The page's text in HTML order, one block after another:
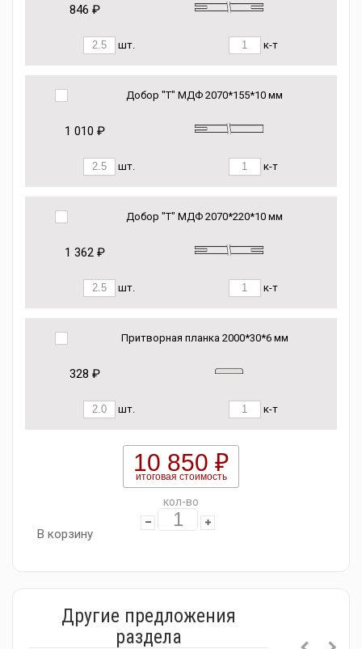
846 ₽
шт. к-т
Добор "Т" МДФ 2070*155*10 мм
1 010 ₽
шт. к-т
Добор "Т" МДФ 2070*220*10 мм
1 362 ₽
шт. к-т
Притворная планка 2000*30*6 мм
328 ₽
шт. к-т
10 850 ₽
итоговая стоимость
кол-во
В корзину
Другие предложения
раздела